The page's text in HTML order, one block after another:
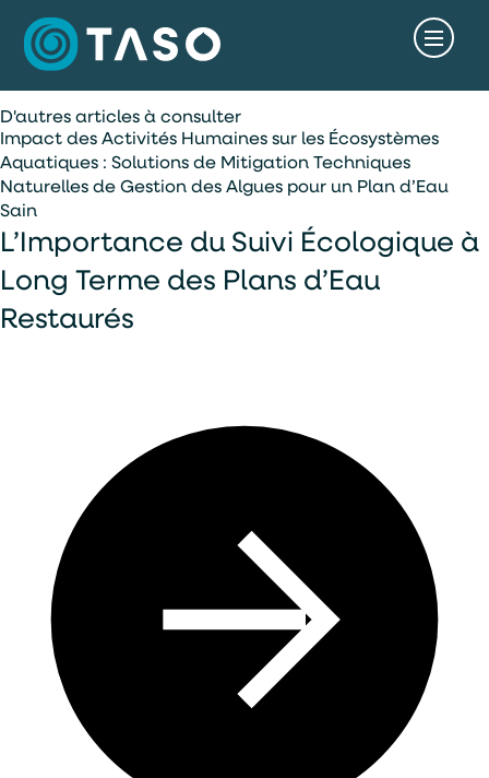
D'autres articles à consulter
Impact des Activités Humaines sur les Écosystèmes
Aquatiques : Solutions de MitigationTechniques
Naturelles de Gestion des Algues pour un Plan d’Eau
Sain
L’Importance du Suivi Écologique à
Long Terme des Plans d’Eau
Restaurés